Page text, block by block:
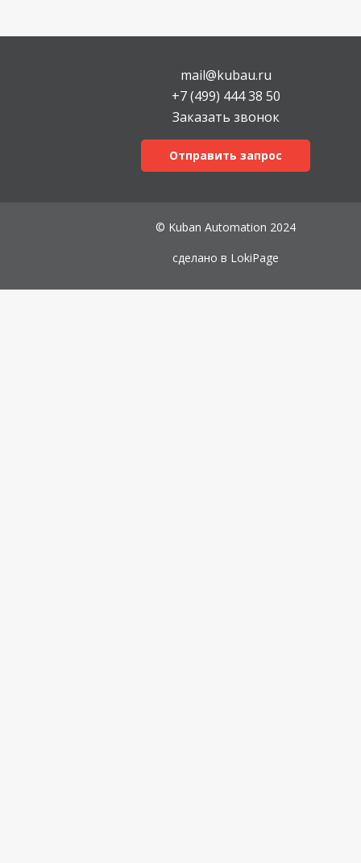
mail@kubau.ru
+7 (499) 444 38 50
Заказать звонок
Отправить запрос
© Kuban Automation 2024
сделано в LokiPage